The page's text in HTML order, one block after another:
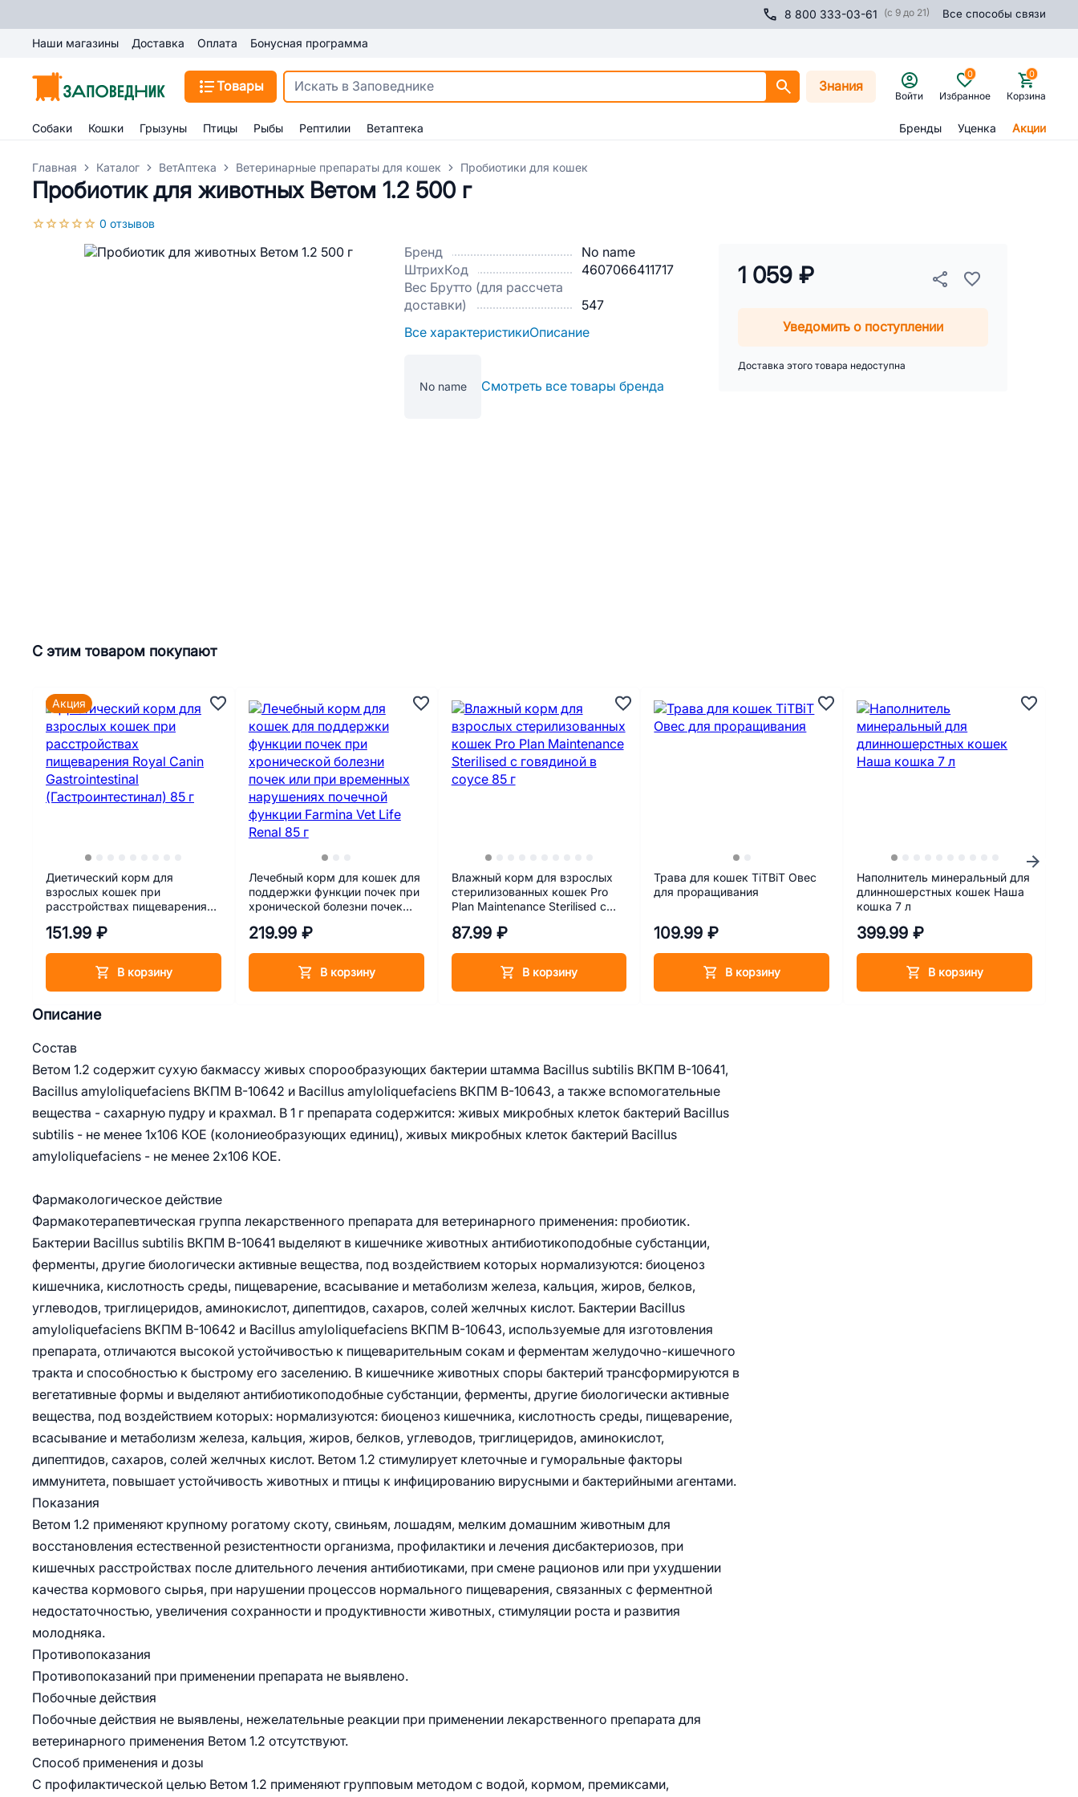
8 800 333-03-61 (с 9 до 21) Все способы связи
Наши магазины Доставка Оплата Бонусная программа
Товары Знания
Войти Избранное
0
Корзина
0
Собаки Кошки Грызуны Птицы Рыбы Рептилии Ветаптека Бренды Уценка Акции
Главная Каталог ВетАптека Ветеринарные препараты для кошек Пробиотики для кошек
Пробиотик для животных Ветом 1.2 500 г
0 отзывов
Бренд
No name
ШтрихКод
4607066411717
Вес Брутто (для рассчета
доставки)
547
Все характеристикиОписание
No name Смотреть все товары бренда
1 059 ₽
Уведомить о поступлении
Доставка этого товара недоступна
Описание
Состав
Ветом 1.2 содержит сухую бакмассу живых спорообразующих бактерии штамма Bacillus subtilis ВКПМ В-10641,
Bacillus amyloliquefaciens ВКПМ В-10642 и Bacillus amyloliquefaciens ВКПМ В-10643, а также вспомогательные
вещества - сахарную пудру и крахмал. В 1 г препарата содержится: живых микробных клеток бактерий Bacillus
subtilis - не менее 1x106 КОЕ (колониеобразующих единиц), живых микробных клеток бактерий Bacillus
amyloliquefaciens - не менее 2x106 КОЕ.
Фармакологическое действие
Фармакотерапевтическая группа лекарственного препарата для ветеринарного применения: пробиотик.
Бактерии Bacillus subtilis ВКПМ В-10641 выделяют в кишечнике животных антибиотикоподобные субстанции,
ферменты, другие биологически активные вещества, под воздействием которых нормализуются: биоценоз
кишечника, кислотность среды, пищеварение, всасывание и метаболизм железа, кальция, жиров, белков,
углеводов, триглицеридов, аминокислот, дипептидов, сахаров, солей желчных кислот. Бактерии Bacillus
amyloliquefaciens ВКПМ В-10642 и Bacillus amyloliquefaciens ВКПМ В-10643, используемые для изготовления
препарата, отличаются высокой устойчивостью к пищеварительным сокам и ферментам желудочно-кишечного
тракта и способностью к быстрому его заселению. В кишечнике животных споры бактерий трансформируются в
вегетативные формы и выделяют антибиотикоподобные субстанции, ферменты, другие биологически активные
вещества, под воздействием которых: нормализуются: биоценоз кишечника, кислотность среды, пищеварение,
всасывание и метаболизм железа, кальция, жиров, белков, углеводов, триглицеридов, аминокислот,
дипептидов, сахаров, солей желчных кислот. Ветом 1.2 стимулирует клеточные и гуморальные факторы
иммунитета, повышает устойчивость животных и птицы к инфицированию вирусными и бактерийными агентами.
Показания
Ветом 1.2 применяют крупному рогатому скоту, свиньям, лошадям, мелким домашним животным для
восстановления естественной резистентности организма, профилактики и лечения дисбактериозов, при
кишечных расстройствах после длительного лечения антибиотиками, при смене рационов или при ухудшении
качества кормового сырья, при нарушении процессов нормального пищеварения, связанных с ферментной
недостаточностью, увеличения сохранности и продуктивности животных, стимуляции роста и развития
молодняка.
Противопоказания
Противопоказаний при применении препарата не выявлено.
Побочные действия
Побочные действия не выявлены, нежелательные реакции при применении лекарственного препарата для
ветеринарного применения Ветом 1.2 отсутствуют.
Способ применения и дозы
С профилактической целью Ветом 1.2 применяют групповым методом с водой, кормом, премиксами,
С этим товаром покупают
Диетический корм для
взрослых кошек при
расстройствах пищеварения
(Гастроинтестинал) 85 г
151.99 ₽
В корзину
Акция
Лечебный корм для кошек для
поддержки функции почек при
хронической болезни почек
нарушениях почечной функции
219.99 ₽
В корзину
Влажный корм для взрослых
стерилизованных кошек Pro
Plan Maintenance Sterilised с
87.99 ₽
В корзину
Трава для кошек TiTBiT Овес
для проращивания
109.99 ₽
В корзину
Наполнитель минеральный для
длинношерстных кошек Наша
кошка 7 л
399.99 ₽
В корзину